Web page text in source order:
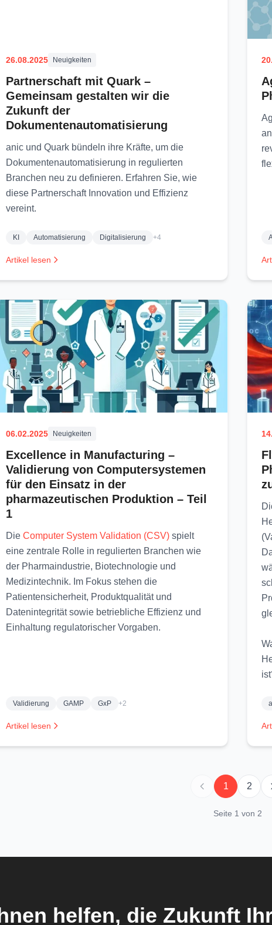
26.08.2025 Neuigkeiten
Partnerschaft mit Quark –
Gemeinsam gestalten wir die
Zukunft der
Dokumentenautomatisierung
anic und Quark bündeln ihre Kräfte, um die
Dokumentenautomatisierung in regulierten
Branchen neu zu definieren. Erfahren Sie, wie
diese Partnerschaft Innovation und Effizienz
vereint.
KI Automatisierung Digitalisierung +4
Artikel lesen
06.02.2025 Neuigkeiten
Excellence in Manufacturing –
Validierung von Computersystemen
für den Einsatz in der
pharmazeutischen Produktion – Teil
1
Die Computer System Validation (CSV) spielt
eine zentrale Rolle in regulierten Branchen wie
der Pharmaindustrie, Biotechnologie und
Medizintechnik. Im Fokus stehen die
Patientensicherheit, Produktqualität und
Datenintegrität sowie betriebliche Effizienz und
Einhaltung regulatorischer Vorgaben.
Validierung GAMP GxP +2
Artikel lesen
1 2
Seite 1 von 2
helfen, die Zukunft